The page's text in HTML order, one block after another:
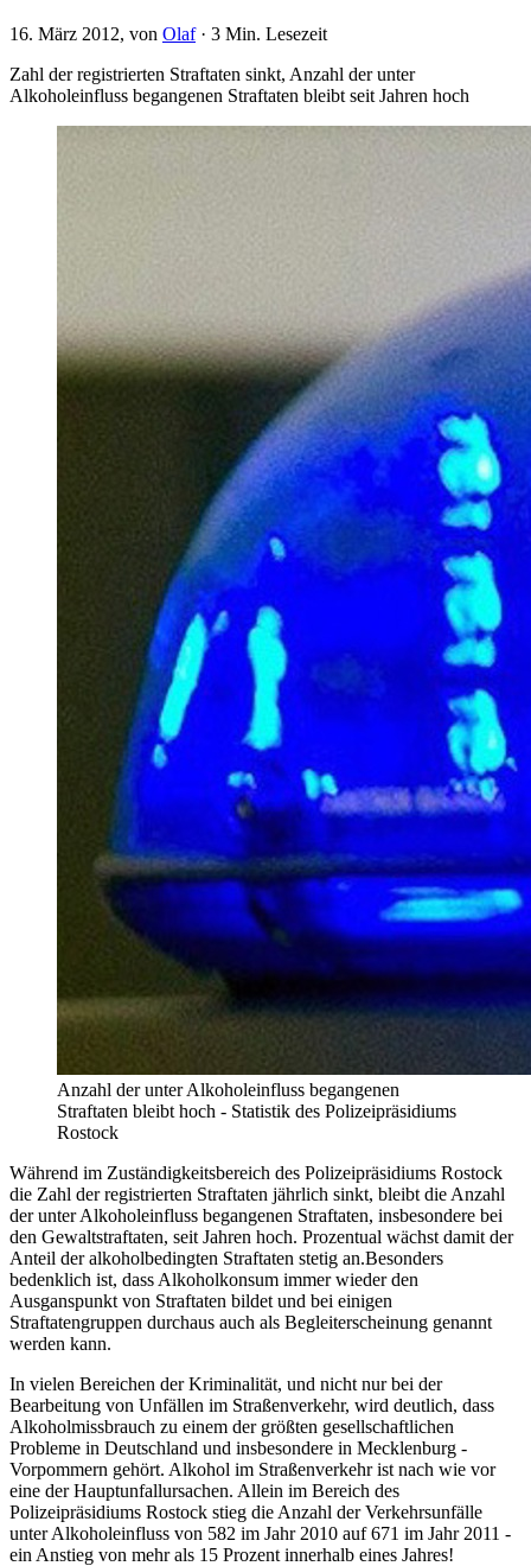
16. März 2012, von Olaf· 3 Min. Lesezeit
Zahl der registrierten Straftaten sinkt, Anzahl der unter
Alkoholeinfluss begangenen Straftaten bleibt seit Jahren hoch
Anzahl der unter Alkoholeinfluss begangenen
Straftaten bleibt hoch - Statistik des Polizeipräsidiums
Rostock
Während im Zuständigkeitsbereich des Polizeipräsidiums Rostock
die Zahl der registrierten Straftaten jährlich sinkt, bleibt die Anzahl
der unter Alkoholeinfluss begangenen Straftaten, insbesondere bei
den Gewaltstraftaten, seit Jahren hoch. Prozentual wächst damit der
Anteil der alkoholbedingten Straftaten stetig an.Besonders
bedenklich ist, dass Alkoholkonsum immer wieder den
Ausganspunkt von Straftaten bildet und bei einigen
Straftatengruppen durchaus auch als Begleiterscheinung genannt
werden kann.
In vielen Bereichen der Kriminalität, und nicht nur bei der
Bearbeitung von Unfällen im Straßenverkehr, wird deutlich, dass
Alkoholmissbrauch zu einem der größten gesellschaftlichen
Probleme in Deutschland und insbesondere in Mecklenburg -
Vorpommern gehört. Alkohol im Straßenverkehr ist nach wie vor
eine der Hauptunfallursachen. Allein im Bereich des
Polizeipräsidiums Rostock stieg die Anzahl der Verkehrsunfälle
unter Alkoholeinfluss von 582 im Jahr 2010 auf 671 im Jahr 2011 -
ein Anstieg von mehr als 15 Prozent innerhalb eines Jahres!